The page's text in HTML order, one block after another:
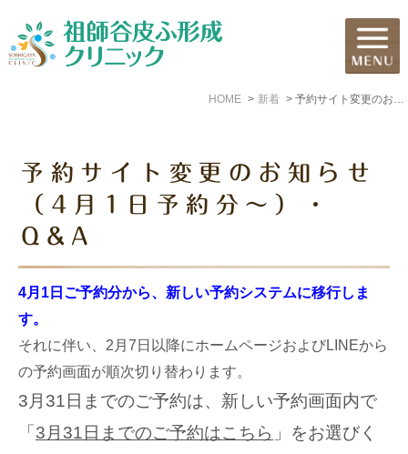
HOME 新着 予約サイト変更のお知らせ（4月1日予約分～）・Q&A
予約サイト変更のお知らせ
（4月1日予約分～）・
Q&A
4月1日ご予約分から、新しい予約システムに移行しま
す。
それに伴い、2月7日以降にホームページおよびLINEから
の予約画面が順次切り替わります。
3月31日までのご予約は、新しい予約画面内で
「 3月31日までのご予約はこちら 」をお選びく